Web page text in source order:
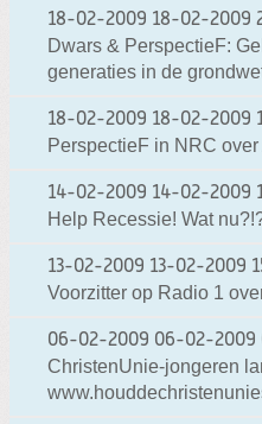
18-02-2009 18-02-2009
Dwars & PerspectieF:
generaties in de
18-02-2009 18-02-2009
PerspectieF in NRC over
14-02-2009 14-02-2009
Help Recessie! Wat
13-02-2009 13-02-2009
Voorzitter op Radio 1
06-02-2009 06-02-2009
ChristenUnie-jongeren